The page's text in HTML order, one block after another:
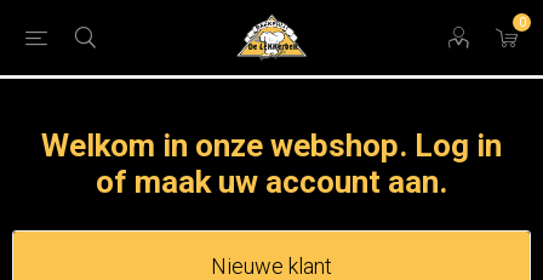
0
Welkom in onze webshop. Log in
of maak uw account aan.
Nieuwe klant